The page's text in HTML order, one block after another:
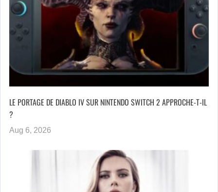
LE PORTAGE DE DIABLO IV SUR NINTENDO SWITCH 2 APPROCHE-T-IL
?
Aug 6, 2026